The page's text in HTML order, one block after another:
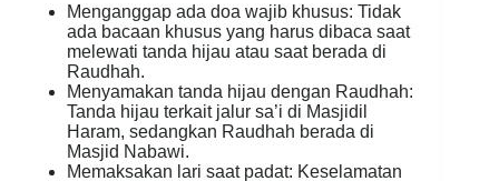
Menganggap ada doa wajib khusus: Tidak
ada bacaan khusus yang harus dibaca saat
melewati tanda hijau atau saat berada di
Raudhah.
Menyamakan tanda hijau dengan Raudhah:
Tanda hijau terkait jalur sa’i di Masjidil
Haram, sedangkan Raudhah berada di
Masjid Nabawi.
Memaksakan lari saat padat: Keselamatan